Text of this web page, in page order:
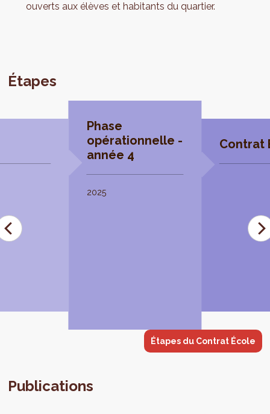
ouverts aux élèves et habitants du quartier.
Étapes
Phase
opérationnelle -
année 4
2025
Contrat
Étapes du Contrat École
Publications